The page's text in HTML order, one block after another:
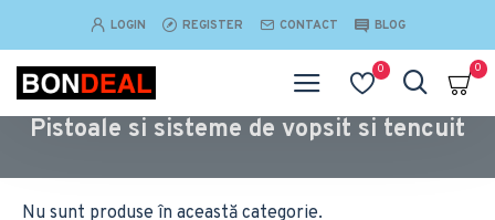
LOGIN REGISTER CONTACT BLOG
0 0
Pistoale si sisteme de vopsit si tencuit
Nu sunt produse în această categorie.